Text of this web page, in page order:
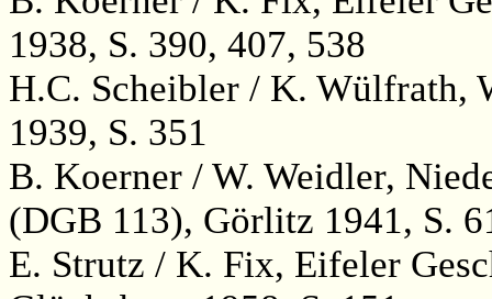
1938, S. 390, 407, 538
H.C. Scheibler / K. Wülfrath,
1939, S. 351
B. Koerner / W. Weidler,
(DGB 113), Görlitz 1941, S.
E. Strutz / K. Fix, Eifeler